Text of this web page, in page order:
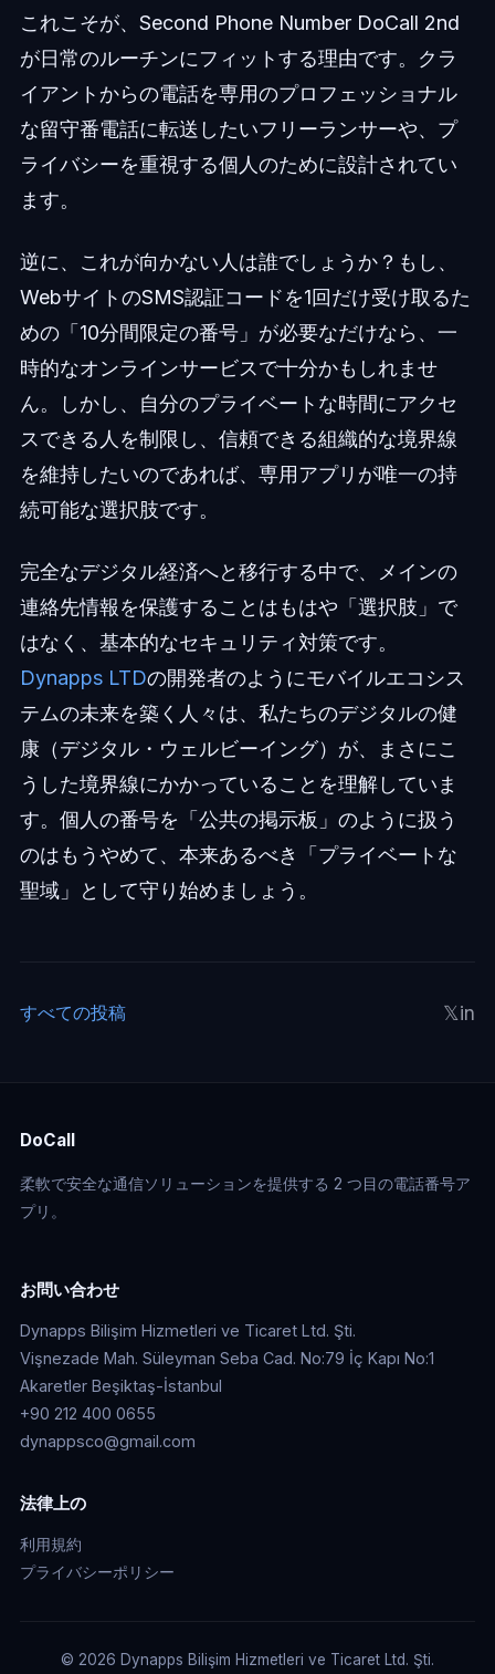
これこそが、Second Phone Number DoCall 2nd
が日常のルーチンにフィットする理由です。クラ
イアントからの電話を専用のプロフェッショナル
な留守番電話に転送したいフリーランサーや、プ
ライバシーを重視する個人のために設計されてい
ます。
逆に、これが向かない人は誰でしょうか？もし、
WebサイトのSMS認証コードを1回だけ受け取るた
めの「10分間限定の番号」が必要なだけなら、一
時的なオンラインサービスで十分かもしれませ
ん。しかし、自分のプライベートな時間にアクセ
スできる人を制限し、信頼できる組織的な境界線
を維持したいのであれば、専用アプリが唯一の持
続可能な選択肢です。
完全なデジタル経済へと移行する中で、メインの
連絡先情報を保護することはもはや「選択肢」で
はなく、基本的なセキュリティ対策です。
Dynapps LTDの開発者のようにモバイルエコシス
テムの未来を築く人々は、私たちのデジタルの健
康（デジタル・ウェルビーイング）が、まさにこ
うした境界線にかかっていることを理解していま
す。個人の番号を「公共の掲示板」のように扱う
のはもうやめて、本来あるべき「プライベートな
聖域」として守り始めましょう。
すべての投稿 𝕏in
DoCall
柔軟で安全な通信ソリューションを提供する 2 つ目の電話番号ア
プリ。
お問い合わせ
Dynapps Bilişim Hizmetleri ve Ticaret Ltd. Şti.
Vişnezade Mah. Süleyman Seba Cad. No:79 İç Kapı No:1
Akaretler Beşiktaş-İstanbul
+90 212 400 0655
dynappsco@gmail.com
法律上の
利用規約
プライバシーポリシー
© 2026 Dynapps Bilişim Hizmetleri ve Ticaret Ltd. Şti.